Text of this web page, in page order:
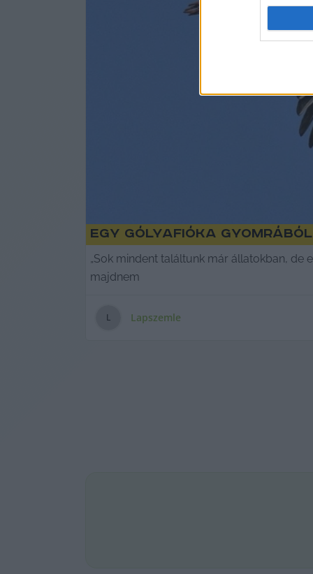
Egy gólyafióka
„Sok mindent találtunk már állatokban, de
majdnem
L Lapszemle